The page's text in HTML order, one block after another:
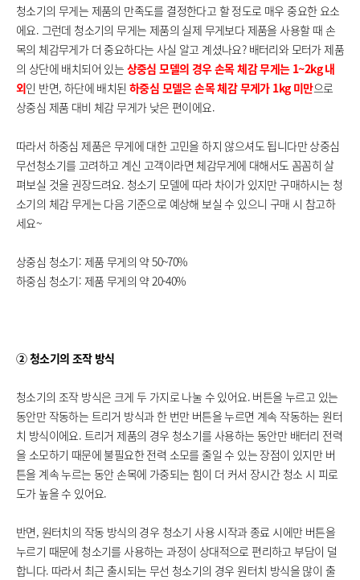
청소기의 무게는 제품의 만족도를 결정한다고 할 정도로 매우 중요한 요소
에요. 그런데 청소기의 무게는 제품의 실제 무게보다 제품을 사용할 때 손
목의 체감무게가 더 중요하다는 사실 알고 계셨나요? 배터리와 모터가 제품
의 상단에 배치되어 있는 상중심 모델의 경우 손목 체감 무게는 1~2kg 내
외인 반면, 하단에 배치된하중심 모델은 손목 체감 무게가 1kg 미만으로
상중심 제품 대비 체감 무게가 낮은 편이에요.
따라서 하중심 제품은 무게에 대한 고민을 하지 않으셔도 됩니다만 상중심
무선청소기를 고려하고 계신 고객이라면 체감무게에 대해서도 꼼꼼히 살
펴보실 것을 권장드려요. 청소기 모델에 따라 차이가 있지만 구매하시는 청
소기의 체감 무게는 다음 기준으로 예상해 보실 수 있으니 구매 시 참고하
세요~
상중심 청소기: 제품 무게의 약 50~70%
하중심 청소기: 제품 무게의 약 20-40%
② 청소기의 조작 방식
청소기의 조작 방식은 크게 두 가지로 나눌 수 있어요. 버튼을 누르고 있는
동안만 작동하는 트리거 방식과 한 번만 버튼을 누르면 계속 작동하는 원터
치 방식이에요. 트리거 제품의 경우 청소기를 사용하는 동안만 배터리 전력
을 소모하기 때문에 불필요한 전력 소모를 줄일 수 있는 장점이 있지만 버
튼을 계속 누르는 동안 손목에 가중되는 힘이 더 커서 장시간 청소 시 피로
도가 높을 수 있어요.
반면, 원터치의 작동 방식의 경우 청소기 사용 시작과 종료 시에만 버튼을
누르기 때문에 청소기를 사용하는 과정이 상대적으로 편리하고 부담이 덜
합니다. 따라서 최근 출시되는 무선 청소기의 경우 원터치 방식을 많이 출